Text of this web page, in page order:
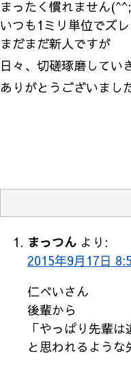
まったく慣れません(^^;
いつも1ミリ単位でズ
まだまだ新人ですが
日々、 切磋琢磨していき
ありがとうございまし
まっつん より:
2015年9月17日
仁べいさん
後輩から
「やっぱり先輩は
と思われるような